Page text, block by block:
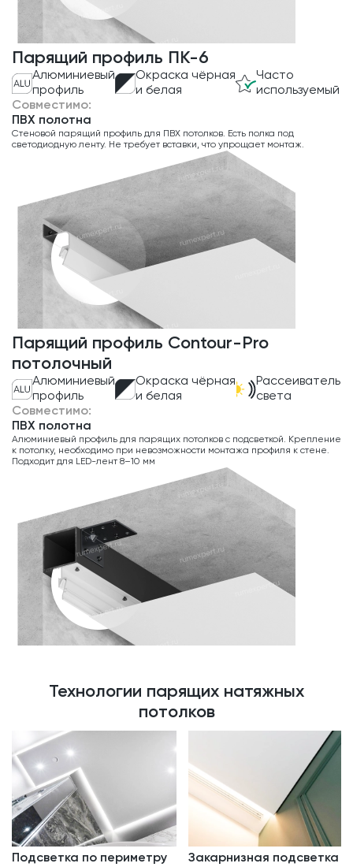
Парящий профиль ПК-6
Алюминиевый
профиль
Окраска чёрная
и белая
Часто
используемый
Совместимо:
ПВХ полотна
Стеновой парящий профиль для ПВХ потолков. Есть полка под
светодиодную ленту. Не требует вставки, что упрощает монтаж.
Парящий профиль Contour-Pro
потолочный
Алюминиевый
профиль
Окраска чёрная
и белая
Рассеиватель
света
Совместимо:
ПВХ полотна
Алюминиевый профиль для парящих потолков с подсветкой. Крепление
к потолку, необходимо при невозможности монтажа профиля к стене.
Подходит для LED-лент 8–10 мм
Технологии парящих натяжных
потолков
Подсветка по периметру Закарнизная подсветка